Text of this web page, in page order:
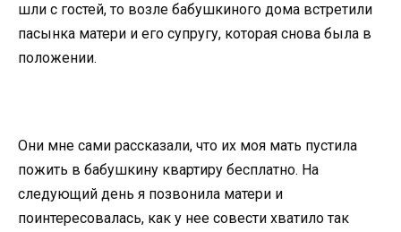
шли с гостей, то возле бабушкиного дома встретили
пасынка матери и его супругу, которая снова была в
положении.
Они мне сами рассказали, что их моя мать пустила
пожить в бабушкину квартиру бесплатно. На
следующий день я позвонила матери и
поинтересовалась, как у нее совести хватило так